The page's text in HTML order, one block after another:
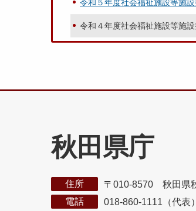
令和５年度社会福祉施設等施
令和４年度社会福祉施設等施
秋田県庁
住所
〒010-8570 秋田県
電話
018-860-1111（代表）